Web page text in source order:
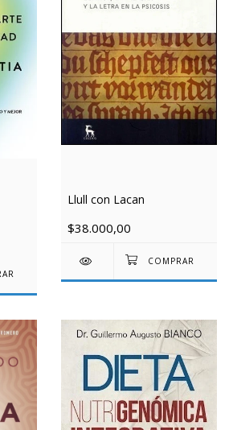
Llull con Lacan
$38.000,00